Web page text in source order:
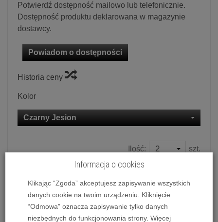
Potwierdź dostępność mailowo lub telefonicznie.
Dostępność produktu deklarowana w magazynie
dostawcy.
Powiadom o dostępności
Historia ceny
Kolor
Czarny Jesion
Ilość: szt.
849,00 zł
dodaj do koszyka
Informacja o cookies
Klikając “Zgoda” akceptujesz zapisywanie wszystkich
danych cookie na twoim urządzeniu. Kliknięcie
“Odmowa” oznacza zapisywanie tylko danych
niezbędnych do funkcjonowania strony. Więcej